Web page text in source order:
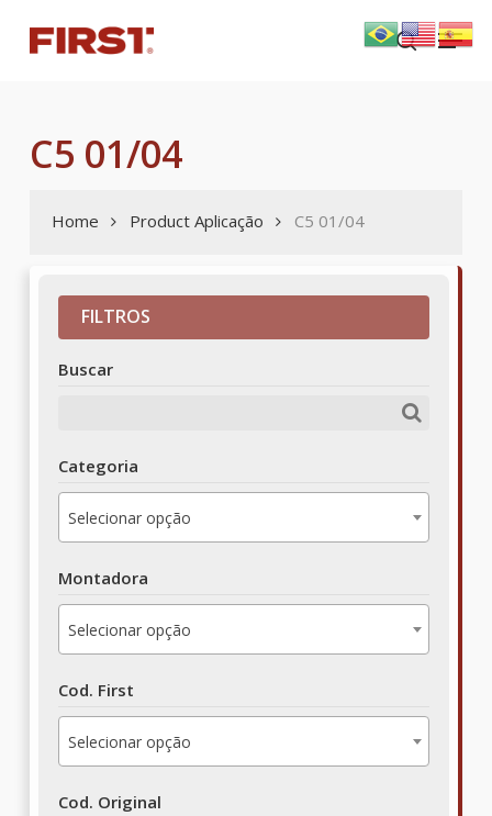
main
search
Menu
C5 01/04
Home Product Aplicação C5 01/04
FILTROS
Buscar
Categoria
Selecionar opção
Montadora
Selecionar opção
Cod. First
Selecionar opção
Cod. Original